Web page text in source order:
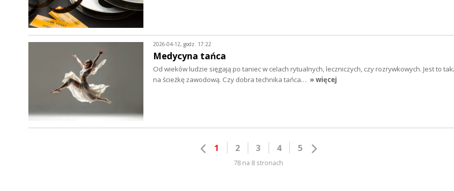
2026-04-12, godz. 17:22
Medycyna tańca
Od wieków ludzie sięgają po taniec w celach rytualnych, leczniczych, czy rozrywkowych. Jest to
na ścieżkę zawodową. Czy dobra technika tańca… » więcej
1 2 3 4 5
78 na 8 stronach